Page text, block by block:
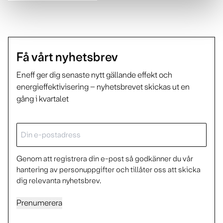
Få vårt nyhetsbrev
Eneff ger dig senaste nytt gällande effekt och
energieffektivisering – nyhetsbrevet skickas ut en
gång i kvartalet
E-
post
Genom att registrera din e-post så godkänner du vår
hantering av personuppgifter och tillåter oss att skicka
dig relevanta nyhetsbrev.
Prenumerera